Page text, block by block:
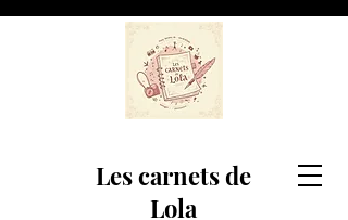
Les carnets de
Lola